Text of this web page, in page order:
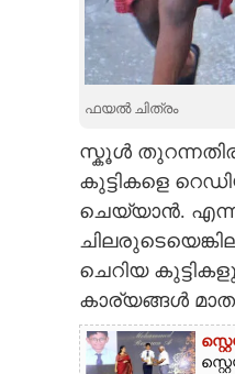
LITERATURE
CONTACT US
ഫയൽ ചിത്രം
സ്കൂൾ
കുട്ടികളെ
ചെയ്യാൻ.
ചെറിയ
കാര്യങ്ങൾ